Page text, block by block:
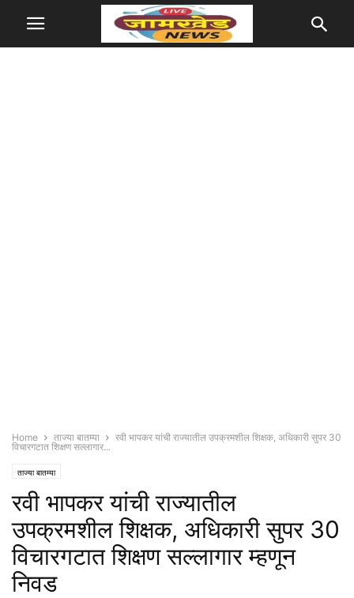
Home ताज्या बातम्या
रवी भापकर यांची राज्यातील उपक्रमशील शिक्षक, अधिकारी सुपर 30
विचारगटात शिक्षण सल्लागार...
ताज्या बातम्या
रवी भापकर यांची राज्यातील
उपक्रमशील शिक्षक, अधिकारी सुपर 30
विचारगटात शिक्षण सल्लागार म्हणून
निवड